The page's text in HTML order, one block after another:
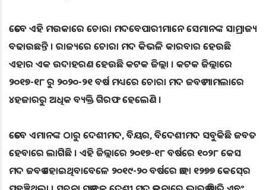
ତେବେ ଏହି ମଉକାରେ ଚୋରା ମଦବେପାରୀମାନେ ସେମାନଙ୍କ ସାମ୍ରାଜ୍ୟ
ବଢାଉଛନ୍ତି । ରାଜ୍ୟରେ ଚୋରା ମଦ କିଭଳି କାରବାର ହେଉଛି
ଏହାର ଏକ ଉଦାହରଣ ହେଉଛି କଟକ ଜିଲ୍ଲା । କଟକ ଜିଲ୍ଲାରେ
୨୦୧୭-୧୮ ରୁ ୨୦୨୦-୨୧ ବର୍ଷ ମଧ୍ୟରେ ଚୋରା ମଦ ଜବତ ମାମଲାରେ
୪ହଜାରରୁ ଅଧିକ ବ୍ୟକ୍ତି ଗିରଫ ହେଲେଣି ।
ତେବେ ଏମାନଙ୍କ ଠାରୁ ଦେଶୀମଦ, ବିୟର, ବିଦେଶୀମଦ ସବୁକିଛି ଜବତ
ହେବାରେ ଲାଗିଛି । ଏହି ଜିଲ୍ଲାରେ ୨୦୧୭-୧୮ ବର୍ଷରେ ୧୦୨୮ କେସ
ମଦ ଜବତ ହୋଇଥିବାବେଳେ ୨୦୧୯-୨୦ ବର୍ଷରେ ତାହା ୧୨୭୭ କେସ୍‍ରେ